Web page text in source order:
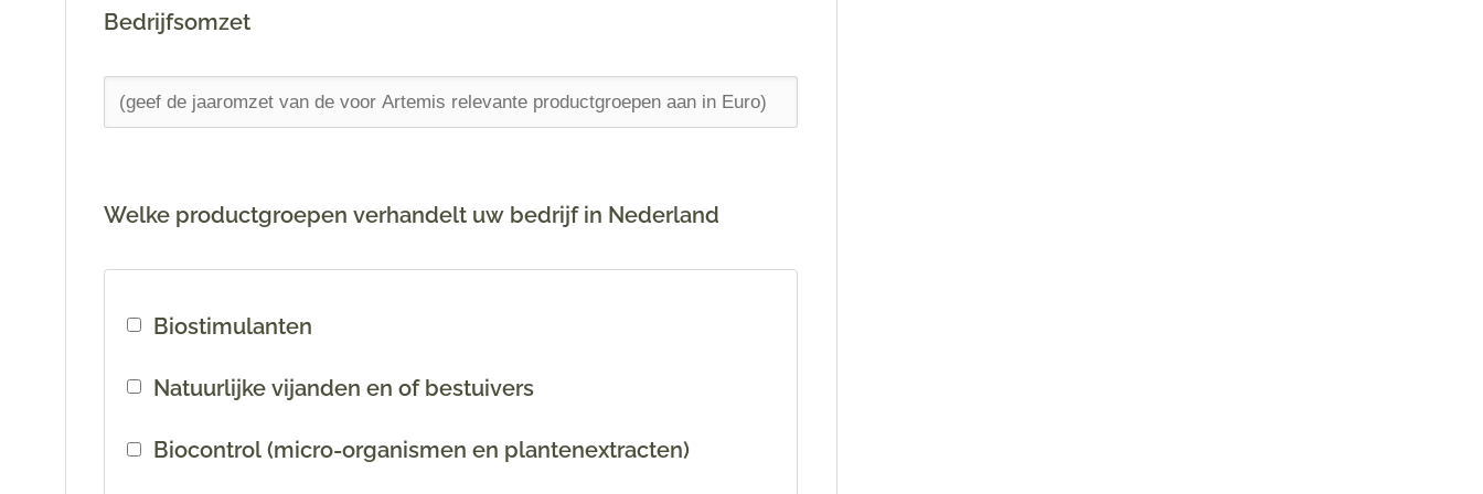
Bedrijfsomzet
Welke productgroepen verhandelt uw bedrijf in Nederland
Biostimulanten
Natuurlijke vijanden en of bestuivers
Biocontrol (micro-organismen en plantenextracten)